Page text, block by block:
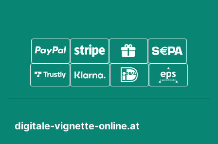
Boka nu
digitale-vignette-online.at